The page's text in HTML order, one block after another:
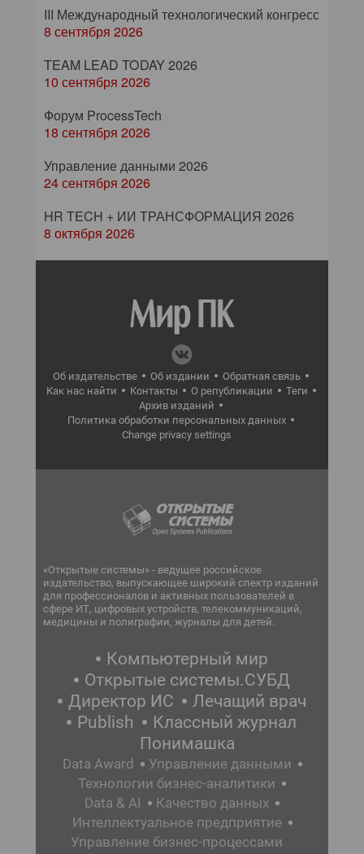
III Международный технологический конгресс
8 сентября 2026
TEAM LEAD TODAY 2026
10 сентября 2026
Форум ProcessTech
18 сентября 2026
Управление данными 2026
24 сентября 2026
HR TECH + ИИ ТРАНСФОРМАЦИЯ 2026
8 октября 2026
Об издательстве Об издании
Обратная связь
Как нас найти
Контакты О републикации
Теги
Архив изданий
Политика обработки персональных данных
Change privacy settings
«Открытые системы» - ведущее российское
издательство, выпускающее широкий спектр изданий
для профессионалов и активных пользователей в
сфере ИТ, цифровых устройств, телекоммуникаций,
медицины и полиграфии, журналы для детей.
Компьютерный мир
Открытые системы.СУБД
Директор ИС
Лечащий врач
Publish
Классный журнал
Понимашка
Data Award
Управление данными
Технологии бизнес-аналитики
Data & AI
Качество данных
Интеллектуальное предприятие
Управление бизнес-процессами